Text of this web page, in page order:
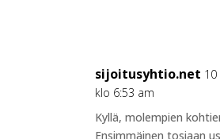
sijoitusyhtio.net
klo 6:53 am
Kyllä, molempien
Ensimmäinen tosiaan